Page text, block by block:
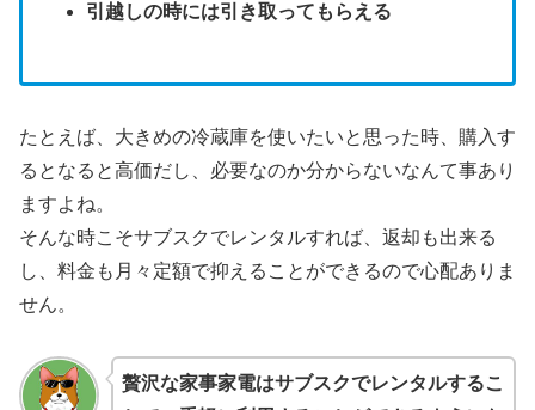
引越しの時には引き取ってもらえる
たとえば、大きめの冷蔵庫を使いたいと思った時、購入す
るとなると高価だし、必要なのか分からないなんて事あり
ますよね。
そんな時こそサブスクでレンタルすれば、返却も出来る
し、料金も月々定額で抑えることができるので心配ありま
せん。
贅沢な家事家電はサブスクでレンタルするこ